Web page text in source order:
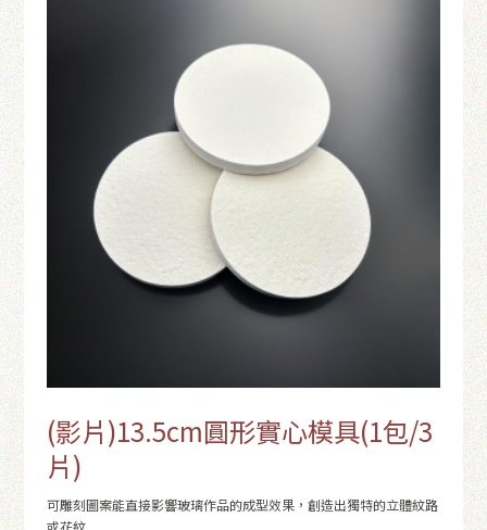
(影片)13.5cm圓形實心模具(1包/3
片)
可雕刻圖案能直接影響玻璃作品的成型效果，創造出獨特的立體紋路
或花紋